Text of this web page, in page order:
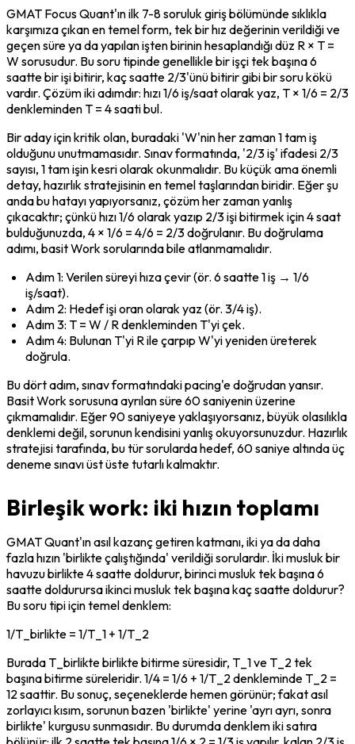
GMAT Focus Quant'ın ilk 7-8 soruluk giriş bölümünde sıklıkla
karşımıza çıkan en temel form, tek bir hız değerinin verildiği ve
geçen süre ya da yapılan işten birinin hesaplandığı düz R × T =
W sorusudur. Bu soru tipinde genellikle bir işçi tek başına 6
saatte bir işi bitirir, kaç saatte 2/3'ünü bitirir gibi bir soru kökü
vardır. Çözüm iki adımdır: hızı 1/6 iş/saat olarak yaz, T × 1/6 = 2/3
denkleminden T = 4 saati bul.
Bir aday için kritik olan, buradaki 'W'nin her zaman 1 tam iş
olduğunu unutmamasıdır. Sınav formatında, '2/3 iş' ifadesi 2/3
sayısı, 1 tam işin kesri olarak okunmalıdır. Bu küçük ama önemli
detay, hazırlık stratejisinin en temel taşlarından biridir. Eğer şu
anda bu hatayı yapıyorsanız, çözüm her zaman yanlış
çıkacaktır; çünkü hızı 1/6 olarak yazıp 2/3 işi bitirmek için 4 saat
bulduğunuzda, 4 × 1/6 = 4/6 = 2/3 doğrulanır. Bu doğrulama
adımı, basit Work sorularında bile atlanmamalıdır.
Adım 1: Verilen süreyi hıza çevir (ör. 6 saatte 1 iş → 1/6
iş/saat).
Adım 2: Hedef işi oran olarak yaz (ör. 3/4 iş).
Adım 3: T = W / R denkleminden T'yi çek.
Adım 4: Bulunan T'yi R ile çarpıp W'yi yeniden üreterek
doğrula.
Bu dört adım, sınav formatındaki pacing'e doğrudan yansır.
Basit Work sorusuna ayrılan süre 60 saniyenin üzerine
çıkmamalıdır. Eğer 90 saniyeye yaklaşıyorsanız, büyük olasılıkla
denklemi değil, sorunun kendisini yanlış okuyorsunuzdur. Hazırlık
stratejisi tarafında, bu tür sorularda hedef, 60 saniye altında üç
deneme sınavı üst üste tutarlı kalmaktır.
Birleşik work: iki hızın toplamı
GMAT Quant'ın asıl kazanç getiren katmanı, iki ya da daha
fazla hızın 'birlikte çalıştığında' verildiği sorulardır. İki musluk bir
havuzu birlikte 4 saatte doldurur, birinci musluk tek başına 6
saatte doldurursa ikinci musluk tek başına kaç saatte doldurur?
Bu soru tipi için temel denklem:
1/T_birlikte = 1/T_1 + 1/T_2
Burada T_birlikte birlikte bitirme süresidir, T_1 ve T_2 tek
başına bitirme süreleridir. 1/4 = 1/6 + 1/T_2 denkleminde T_2 =
12 saattir. Bu sonuç, seçeneklerde hemen görünür; fakat asıl
zorlayıcı kısım, sorunun bazen 'birlikte' yerine 'ayrı ayrı, sonra
birlikte' kurgusu sunmasıdır. Bu durumda denklem iki satıra